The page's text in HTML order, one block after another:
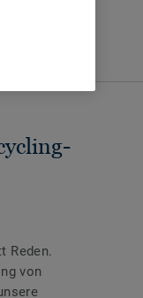
Reden.
von